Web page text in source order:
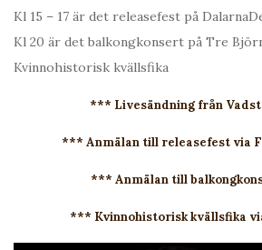
Kl 15 – 17 är det releasefest på
Kl 20 är det balkongkonsert på Tre
Kvinnohistorisk kvällsfika
*** Livesändning från
*** Anmälan till releasefest via
*** Anmälan till
*** Kvinnohistorisk kvällsfika